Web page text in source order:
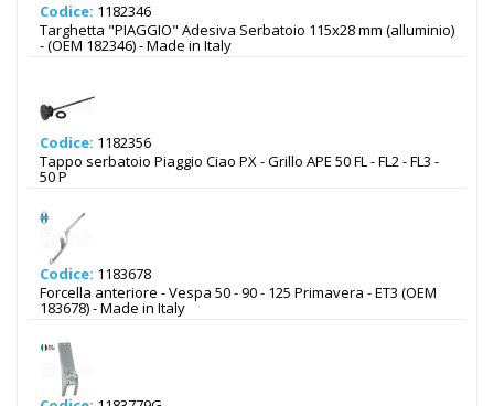
Codice: 1182346
Targhetta "PIAGGIO" Adesiva Serbatoio 115x28 mm (alluminio)
- (OEM 182346) - Made in Italy
Codice: 1182356
Tappo serbatoio Piaggio Ciao PX - Grillo APE 50 FL - FL2 - FL3 -
50 P
Codice: 1183678
Forcella anteriore - Vespa 50 - 90 - 125 Primavera - ET3 (OEM
183678) - Made in Italy